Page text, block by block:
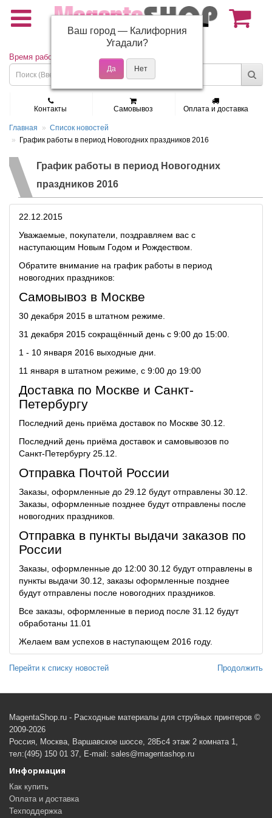
(495) 150-01-37
Время работы: Пн - Пт 9:30 - 19:00
Контакты Самовывоз Оплата и доставка
Главная
Список новостей
График работы в период Новогодних праздников 2016
График работы в период Новогодних
праздников 2016
22.12.2015
Уважаемые, покупатели, поздравляем вас с
наступающим Новым Годом и Рождеством.
Обратите внимание на график работы в период
новогодних праздников:
Самовывоз в Москве
30 декабря 2015 в штатном режиме.
31 декабря 2015 сокращённый день с 9:00 до 15:00.
1 - 10 января 2016 выходные дни.
11 января в штатном режиме, с 9:00 до 19:00
Доставка по Москве и Санкт-
Петербургу
Последний день приёма доставок по Москве 30.12.
Последний день приёма доставок и самовывозов по
Санкт-Петербургу 25.12.
Отправка Почтой России
Заказы, оформленные до 29.12 будут отправлены 30.12.
Заказы, оформленные позднее будут отправлены после
новогодних праздников.
Отправка в пункты выдачи заказов по
России
Заказы, оформленные до 12:00 30.12 будут отправлены в
пункты выдачи 30.12, заказы оформленные позднее
будут отправлены после новогодних праздников.
Все заказы, оформленные в период после 31.12 будут
обработаны 11.01
Желаем вам успехов в наступающем 2016 году.
Перейти к списку новостей Продолжить
MagentaShop.ru - Расходные материалы для струйных принтеров ©
2009-2026
Россия, Москва, Варшавское шоссе, 28Бс4 этаж 2 комната 1,
тел:(495) 150 01 37, E-mail: sales@magentashop.ru
Информация
Как купить
Оплата и доставка
Техподдержка
Ваш город — Калифорния
Угадали?